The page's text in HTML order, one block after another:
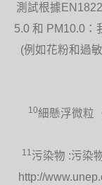
測試根據
5.0 和 PM10.0：
(例如花粉和過
10細懸浮微粒
11 污染物 :污染
http://